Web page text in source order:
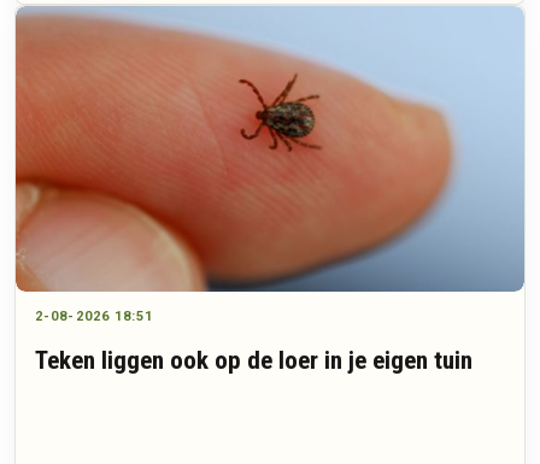
2-08-2026 18:51
Teken liggen ook op de loer in je eigen tuin